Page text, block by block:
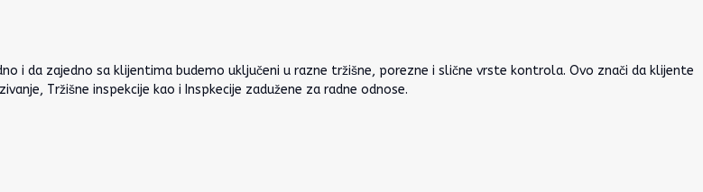
i da zajedno sa klijentima budemo uključeni u razne tržišne, porezne i slične vrste kontrola. Ovo znači da klijente
Tržišne inspekcije kao i Inspkecije zadužene za radne odnose.